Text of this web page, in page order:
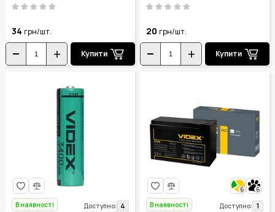
34 грн/шт.
Купити
20 грн/шт.
Купити
В наявності Доступно: 4
6
6
В наявності
Доступно: 1